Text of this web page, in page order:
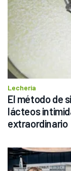
Lechería
El método de
lácteos
extraordinario